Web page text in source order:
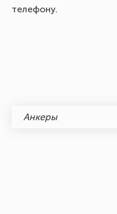
телефону.
Анкеры